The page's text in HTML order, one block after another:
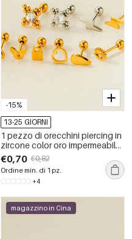
-15%
13-25 GIORNI
1 pezzo di orecchini piercing in
zircone color oro impermeabile
in acciaio inossidabile
€0,70 €0,82
Ordine min. di 1 pz.
+4
magazzino in Cina